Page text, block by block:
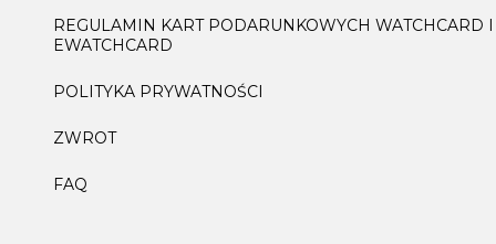
REGULAMIN KART PODARUNKOWYCH WATCHCARD I
EWATCHCARD
POLITYKA PRYWATNOŚCI
ZWROT
FAQ